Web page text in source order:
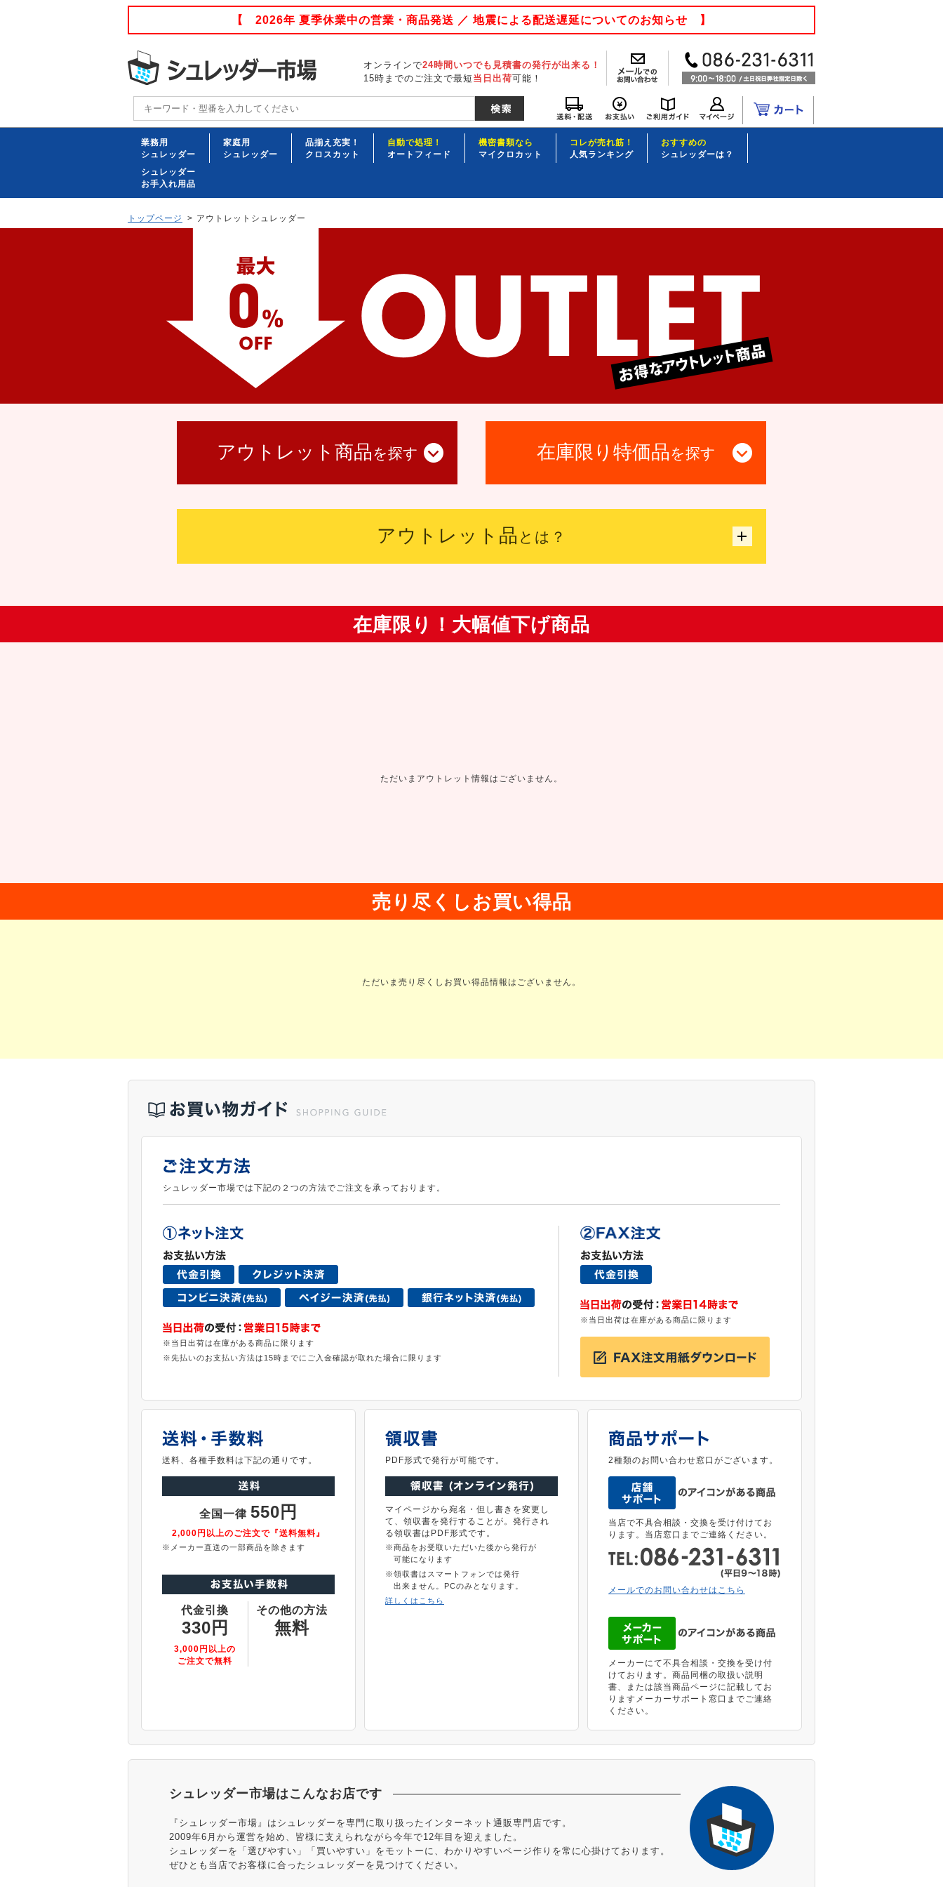
【 2026年 夏季休業中の営業・商品発送 ／ 地震による配送遅延についてのお知らせ 】
オンラインで24時間いつでも見積書の発行が出来る！
15時までのご注文で最短 当日出荷可能！
業務用
シュレッダー
家庭用
シュレッダー
品揃え充実！
クロスカット
自動で処理！
オートフィード
機密書類なら
マイクロカット
コレが売れ筋！
人気ランキング
おすすめの
シュレッダーは？
シュレッダー
お手入れ用品
トップページ アウトレットシュレッダー
アウトレット商品を探す 在庫限り特価品を探す
アウトレット品 とは？
在庫限り！大幅値下げ商品
ただいまアウトレット情報はございません。
売り尽くしお買い得品
ただいま売り尽くしお買い得品情報はございません。
シュレッダー市場では下記の２つの方法でご注文を承っております。
※当日出荷は在庫がある商品に限ります
※先払いのお支払い方法は15時までにご入金確認が取れた場合に限ります
※当日出荷は在庫がある商品に限ります
送料、各種手数料は下記の通りです。
全国一律 550円
2,000円以上のご注文で『送料無料』
※メーカー直送の一部商品を除きます
代金引換
330円
3,000円以上の
ご注文で無料
その他の方法
無料
PDF形式で発行が可能です。
マイページから宛名・但し書きを変更し
て、領収書を発行することが。発行され
る領収書はPDF形式です。
※商品をお受取いただいた後から発行が
可能になります
※領収書はスマートフォンでは発行
出来ません。PCのみとなります。
詳しくはこちら
2種類のお問い合わせ窓口がございます。
当店で不具合相談・交換を受け付けてお
ります。当店窓口までご連絡ください。
メールでのお問い合わせはこちら
メーカーにて不具合相談・交換を受け付
けております。商品同梱の取扱い説明
書、または該当商品ページに記載してお
りますメーカーサポート窓口までご連絡
ください。
シュレッダー市場はこんなお店です
『シュレッダー市場』はシュレッダーを専門に取り扱ったインターネット通販専門店です。
2009年6月から運営を始め、皆様に支えられながら今年で12年目を迎えました。
シュレッダーを「選びやすい」「買いやすい」をモットーに、わかりやすいページ作りを常に心掛けております。
ぜひとも当店でお客様に合ったシュレッダーを見つけてください。